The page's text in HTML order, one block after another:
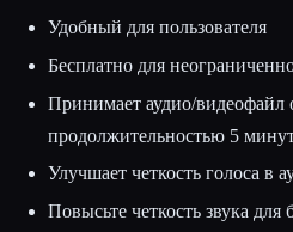
Удобный для пользователя
Бесплатно для
Принимает аудио/
продолжительностью 5
Улучшает четкость голоса в
Повысьте четкость звука для